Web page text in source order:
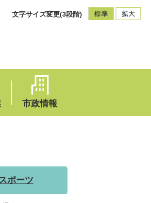
文字サイズ変更(3段階)
市政情報
ポーツ